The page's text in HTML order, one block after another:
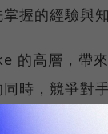
握的經驗與
的高層，帶
時，競爭對
地位。